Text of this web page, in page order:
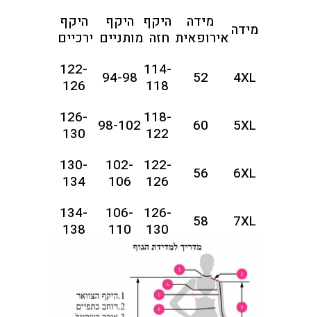
מידה
מידה
אירופאית
היקף
חזה
היקף
מותניים
היקף
ירכיים
4XL
52
114-
118
94-98
122-
126
5XL
60
118-
122
98-102
126-
130
6XL
56
122-
126
102-
106
130-
134
7XL
58
126-
130
106-
110
134-
138
8XL
60
134
114
134-
114-
146-